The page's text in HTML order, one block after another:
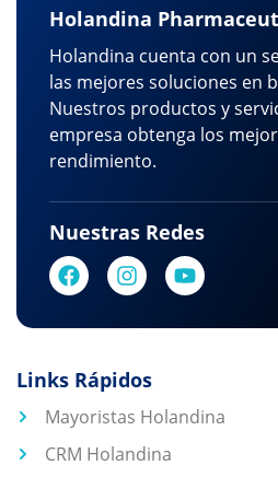
Holandina
Holandina cuenta con un
las mejores soluciones en
Nuestros productos y
empresa obtenga los
rendimiento.
Nuestras Redes
Links Rápidos
Mayoristas Holandina
CRM Holandina